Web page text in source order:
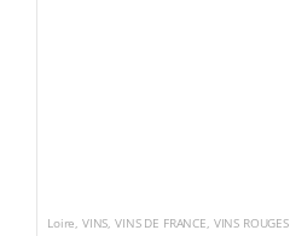
Loire, VINS,VINS DE FRANCE, VINS ROUGES